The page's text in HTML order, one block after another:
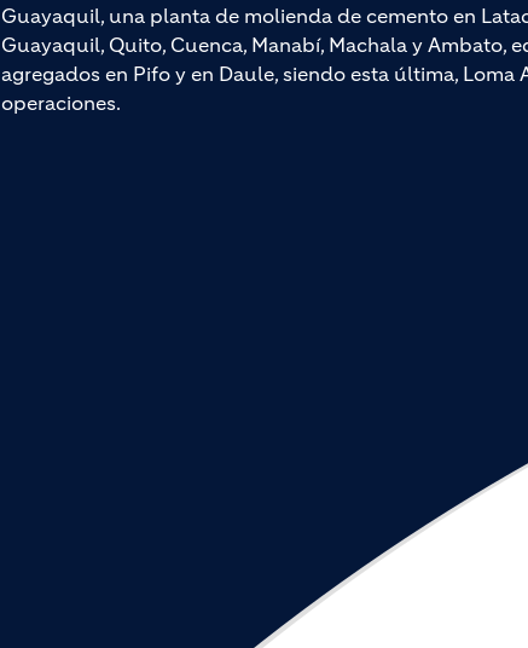
Guayaquil, una planta de molienda de cemento en
Guayaquil, Quito, Cuenca, Manabí, Machala y Ambato,
agregados en Pifo y en Daule, siendo esta última,
operaciones.